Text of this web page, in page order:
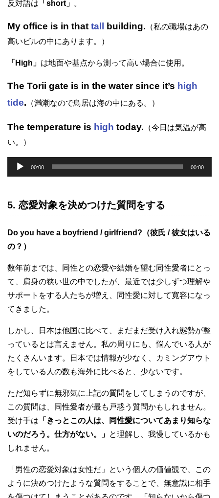
反対語は 「short」 。
My office is in that tall building. （私の職場はあの
高いビルの中にあります。）
「High」 は地面や基点から測って高い場合に使用。
The Torii gate is in the water since it’s high
tide. （満潮なので鳥居は海の中にある。）
The temperature is high today. （今日は気温が高
い。）
声
レ
ー
ヤ
ー
00:00 00:00
5. 恋愛対象を決めつけた質問をする
Do you have a boyfriend / girlfriend?（彼氏 / 彼女はいる
の？）
数年前までは、同性との恋愛や結婚を望む同性愛者にとっ
て、肩身の狭い世の中でしたが、最近では少しずつ理解や
サポートをする人たちが増え、同性愛に対して寛容になっ
てきました。
しかし、日本は他国に比べて、まだまだ受け入れ態勢が整
っているとは言えません。私の周りにも、悩んでいる人が
たくさんいます。日本では情報が少なく、カミングアウト
をしている人の数も海外に比べると、少ないです。
ただ知らずに無邪気に上記の質問をしてしまうのですが、
この質問は、同性愛者が最も戸惑う質問かもしれません。
受け手は 「きっとこの人は、同性愛についてあまり知らな
いのだろう。仕方がない。」 と理解し、我慢しているかも
しれません。
「男性の恋愛対象は女性だ」という個人の価値観で、この
ように決めつけたような質問をすることで、無意識に相手